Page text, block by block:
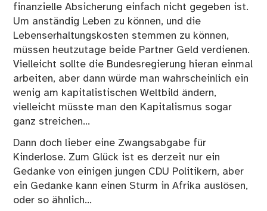
finanzielle Absicherung einfach nicht gegeben ist.
Um anständig Leben zu können, und die
Lebenserhaltungskosten stemmen zu können,
müssen heutzutage beide Partner Geld verdienen.
Vielleicht sollte die Bundesregierung hieran einmal
arbeiten, aber dann würde man wahrscheinlich ein
wenig am kapitalistischen Weltbild ändern,
vielleicht müsste man den Kapitalismus sogar
ganz streichen…
Dann doch lieber eine Zwangsabgabe für
Kinderlose. Zum Glück ist es derzeit nur ein
Gedanke von einigen jungen CDU Politikern, aber
ein Gedanke kann einen Sturm in Afrika auslösen,
oder so ähnlich…